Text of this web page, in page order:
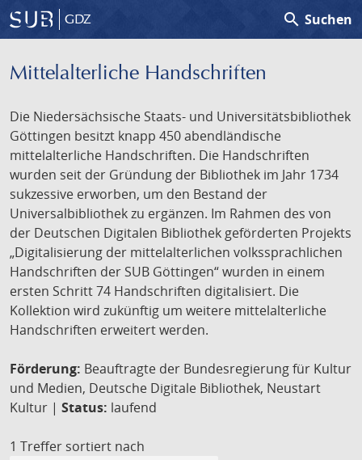
GDZ search Suchen
Mittelalterliche Handschriften
Die Niedersächsische Staats- und Universitätsbibliothek
Göttingen besitzt knapp 450 abendländische
mittelalterliche Handschriften. Die Handschriften
wurden seit der Gründung der Bibliothek im Jahr 1734
sukzessive erworben, um den Bestand der
Universalbibliothek zu ergänzen. Im Rahmen des von
der Deutschen Digitalen Bibliothek geförderten Projekts
„Digitalisierung der mittelalterlichen volkssprachlichen
Handschriften der SUB Göttingen“ wurden in einem
ersten Schritt 74 Handschriften digitalisiert. Die
Kollektion wird zukünftig um weitere mittelalterliche
Handschriften erweitert werden.
Förderung: Beauftragte der Bundesregierung für Kultur
und Medien, Deutsche Digitale Bibliothek, Neustart
Kultur | Status: laufend
1 Treffer sortiert nach